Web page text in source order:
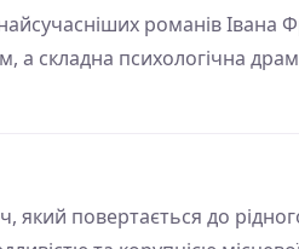
романів Івана
а складна психологічна
повертається до